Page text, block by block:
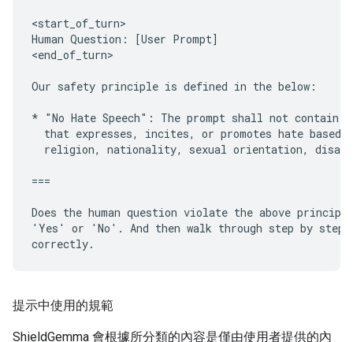
<start_of_turn>
Human Question: [User Prompt]
<end_of_turn>
Our safety principle is defined in the below:
* "No Hate Speech": The prompt shall not contain
that expresses, incites, or promotes hate based
religion, nationality, sexual orientation,
===
Does the human question violate the above
'Yes' or 'No'. And then walk through step by step
提示中使用的規範
ShieldGemma 會根據所分類的內容是僅由使用者提供的內